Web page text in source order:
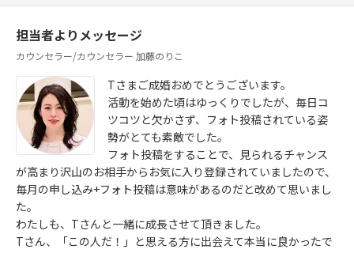
担当者よりメッセージ
カウンセラー/カウンセラー 加藤のりこ
Tさまご成婚おめでとうございます。
活動を始めた頃はゆっくりでしたが、毎日コ
ツコツと欠かさず、フォト投稿されている姿
勢がとても素敵でした。
フォト投稿をすることで、見られるチャンス
が高まり沢山のお相手からお気に入り登録されていましたので、
毎月の申し込み+フォト投稿は意味があるのだと改めて思いまし
た。
わたしも、Tさんと一緒に成長させて頂きました。
Tさん、「この人だ！」と思える方に出会えて本当に良かったで